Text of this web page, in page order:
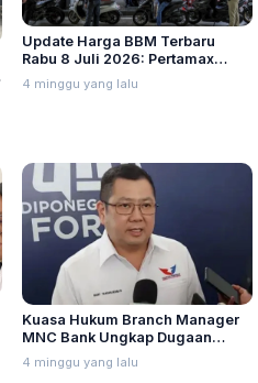
Update Harga BBM Terbaru
Rabu 8 Juli 2026: Pertamax
Turbo, Dexlite, dan Pertamina
Dex Turun
4 minggu yang lalu
Kuasa Hukum Branch Manager
MNC Bank Ungkap Dugaan
Penganiayaan oleh Hary Tanoe
di MNC Towe
4 minggu yang lalu